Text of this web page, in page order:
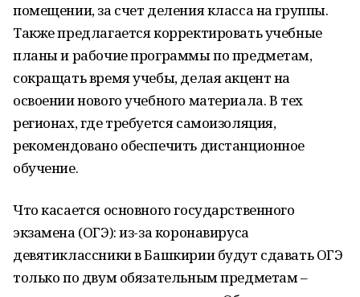
помещении, за счет деления класса на группы.
Также предлагается корректировать учебные
планы и рабочие программы по предметам,
сокращать время учебы, делая акцент на
освоении нового учебного материала. В тех
регионах, где требуется самоизоляция,
рекомендовано обеспечить дистанционное
обучение.
Что касается основного государственного
экзамена (ОГЭ): из-за коронавируса
девятиклассники в Башкирии будут сдавать ОГЭ
только по двум обязательным предметам –